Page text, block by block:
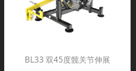
BL33 双45度髋关节伸展